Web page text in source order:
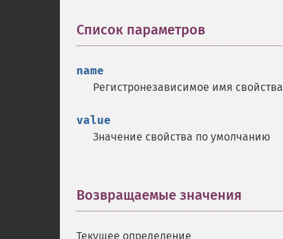
Список параметров
name
Регистронезависимое имя свойства
value
Значение свойства по умолчанию
Возвращаемые значения
Текущее определение